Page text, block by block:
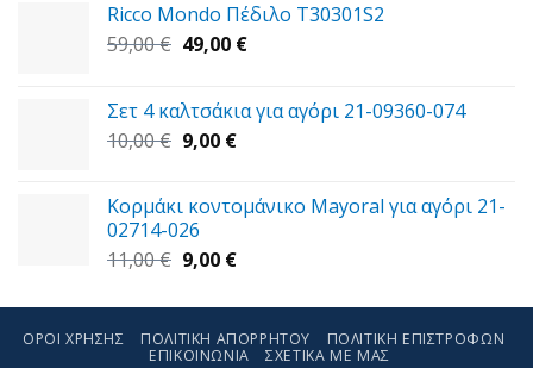
Ricco Mondo Πέδιλο T30301S2
59,00€ Original
59,00 €.
49,00 €Η
είναι:
Σετ 4 καλτσάκια για αγόρι 21-09360-074
10,00€ Original
10,00 €.
9,00 €Η
είναι:
Κορμάκι κοντομάνικο Mayoral για αγόρι 21-
02714-026
11,00€ Original
was:
11,00 €.
9,00 €Η
τιμή
είναι:
9,00 €.
ΌΡΟΙ ΧΡΉΣΗΣ ΠΟΛΙΤΙΚΉ ΑΠΟΡΡΉΤΟΥ
ΠΟΛΙΤΙΚΉ ΕΠΙΣΤΡΟΦΏΝ
ΕΠΙΚΟΙΝΩΝΊΑ
ΣΧΕΤΙΚΑ ΜΕ ΜΑΣ